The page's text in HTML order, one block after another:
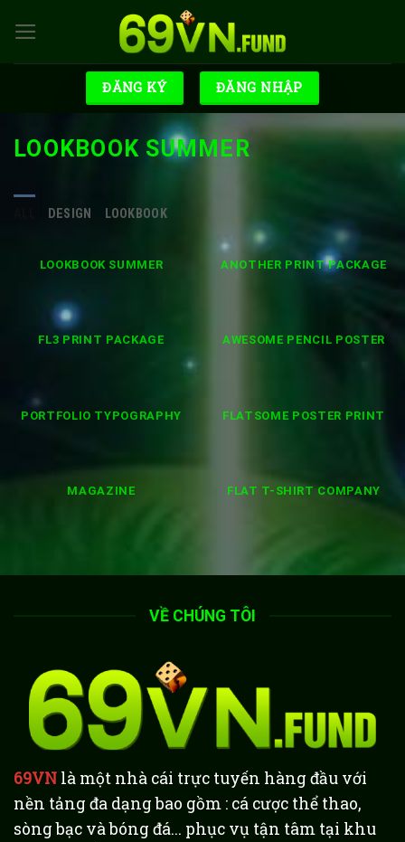
content
ĐĂNG KÝ ĐĂNG NHẬP
LOOKBOOK SUMMER
DESIGN LOOKBOOK
LOOKBOOK SUMMER ANOTHER PRINT PACKAGE
FL3 PRINT PACKAGE AWESOME PENCIL POSTER
PORTFOLIO TYPOGRAPHY FLATSOME POSTER PRINT
MAGAZINE FLAT T-SHIRT COMPANY
VỀ CHÚNG TÔI
69VN là một nhà cái trực tuyến hàng đầu với
nền tảng đa dạng bao gồm : cá cược thể thao,
sòng bạc và bóng đá... phục vụ tận tâm tại khu